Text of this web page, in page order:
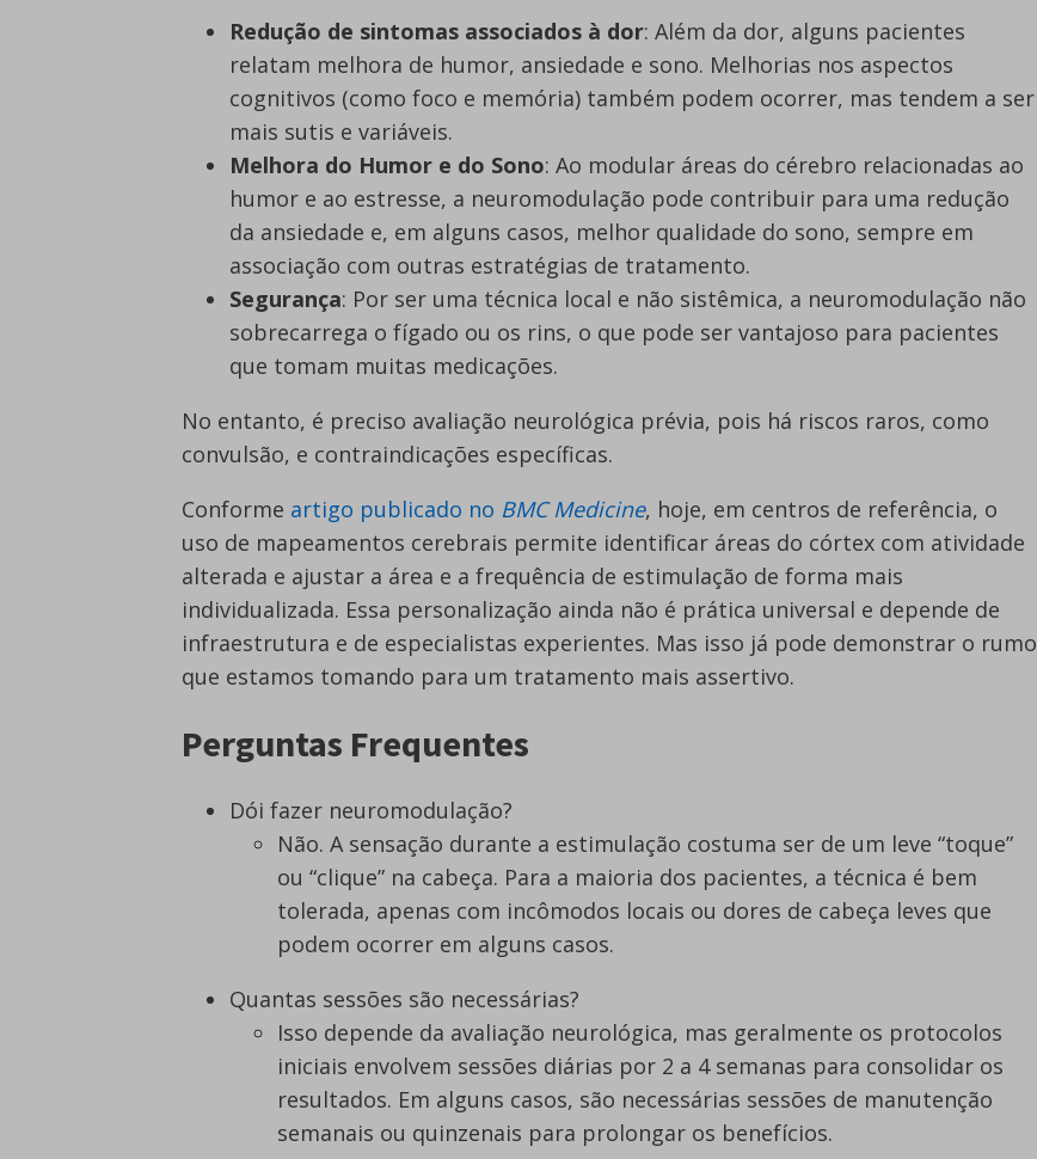
Redução de sintomas associados à dor: Além da dor, alguns pacientes
relatam melhora de humor, ansiedade e sono. Melhorias nos aspectos
cognitivos (como foco e memória) também podem ocorrer, mas tendem a ser
mais sutis e variáveis.
Melhora do Humor e do Sono: Ao modular áreas do cérebro relacionadas ao
humor e ao estresse, a neuromodulação pode contribuir para uma redução
da ansiedade e, em alguns casos, melhor qualidade do sono, sempre em
associação com outras estratégias de tratamento.
Segurança: Por ser uma técnica local e não sistêmica, a neuromodulação não
sobrecarrega o fígado ou os rins, o que pode ser vantajoso para pacientes
que tomam muitas medicações.
No entanto, é preciso avaliação neurológica prévia, pois há riscos raros, como
convulsão, e contraindicações específicas.
Conforme artigo publicado no BMC Medicine, hoje, em centros de referência, o
uso de mapeamentos cerebrais permite identificar áreas do córtex com atividade
alterada e ajustar a área e a frequência de estimulação de forma mais
individualizada. Essa personalização ainda não é prática universal e depende de
infraestrutura e de especialistas experientes. Mas isso já pode demonstrar o rumo
que estamos tomando para um tratamento mais assertivo.
Perguntas Frequentes
Dói fazer neuromodulação?
Não. A sensação durante a estimulação costuma ser de um leve “toque”
ou “clique” na cabeça. Para a maioria dos pacientes, a técnica é bem
tolerada, apenas com incômodos locais ou dores de cabeça leves que
podem ocorrer em alguns casos.
Quantas sessões são necessárias?
Isso depende da avaliação neurológica, mas geralmente os protocolos
iniciais envolvem sessões diárias por 2 a 4 semanas para consolidar os
resultados. Em alguns casos, são necessárias sessões de manutenção
semanais ou quinzenais para prolongar os benefícios.